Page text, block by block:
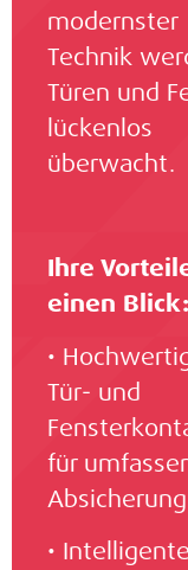
modernster
Technik
Türen und
lückenlos
überwacht.
Ihre
einen Blick:
•
Tür- und
für
Absicherung
• Intelligente